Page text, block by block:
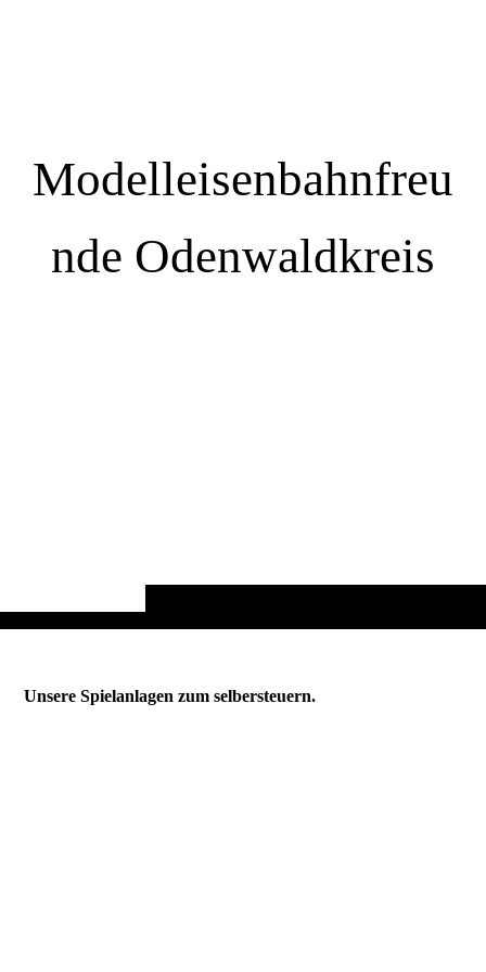
Modelleisenbahnfreu
nde Odenwaldkreis
Unsere Spielanlagen zum selbersteuern.